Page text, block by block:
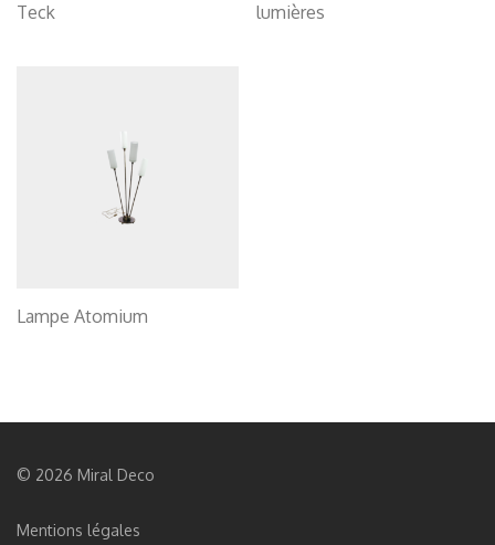
Teck
lumières
Lampe Atomium
© 2026 Miral Deco
Mentions légales